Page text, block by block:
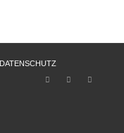
DATENSCHUTZ